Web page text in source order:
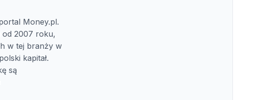
Money.pl.
od 2007 roku,
w tej branży w
kapitał.
są